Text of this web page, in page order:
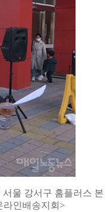
울 강서구 홈플러스 본
라인배송지회>